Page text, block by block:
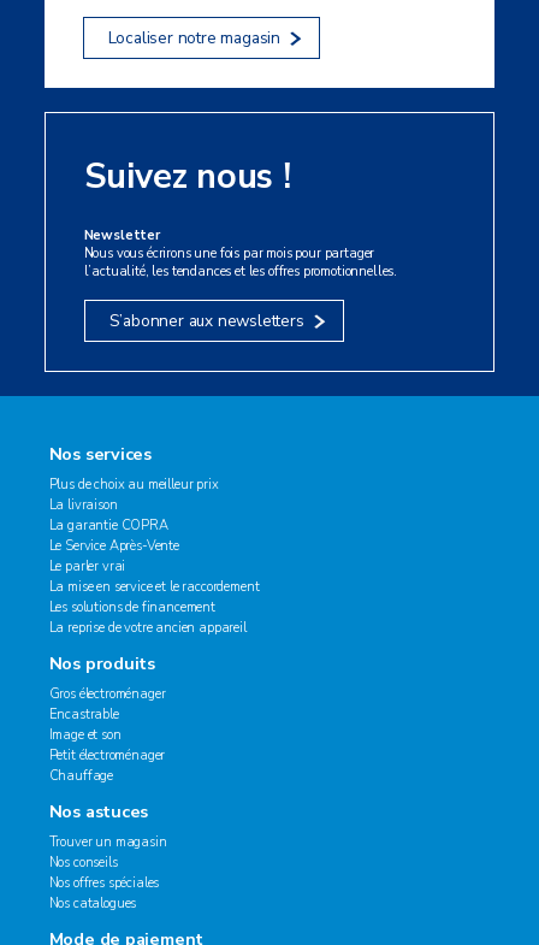
Localiser notre magasin
Suivez nous !
Newsletter
Nous vous écrirons une fois par mois pour partager
l’actualité, les tendances et les offres promotionnelles.
S’abonner aux newsletters
Nos services
Plus de choix au meilleur prix
La livraison
La garantie COPRA
Le Service Après-Vente
Le parler vrai
La mise en service et le raccordement
Les solutions de financement
La reprise de votre ancien appareil
Nos produits
Gros électroménager
Encastrable
Image et son
Petit électroménager
Chauffage
Nos astuces
Trouver un magasin
Nos conseils
Nos offres spéciales
Nos catalogues
Mode de paiement